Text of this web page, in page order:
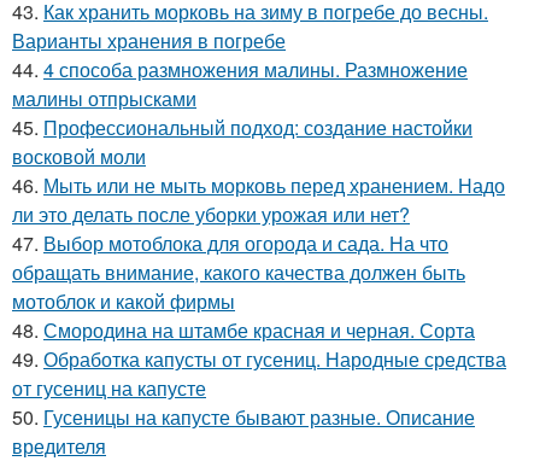
43. Как хранить морковь на зиму в погребе до весны.
Варианты хранения в погребе
44. 4 способа размножения малины. Размножение
малины отпрысками
45. Профессиональный подход: создание настойки
восковой моли
46. Мыть или не мыть морковь перед хранением. Надо
ли это делать после уборки урожая или нет?
47. Выбор мотоблока для огорода и сада. На что
обращать внимание, какого качества должен быть
мотоблок и какой фирмы
48. Смородина на штамбе красная и черная. Сорта
49. Обработка капусты от гусениц. Народные средства
от гусениц на капусте
50. Гусеницы на капусте бывают разные. Описание
вредителя